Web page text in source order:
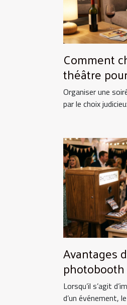
Comment
théâtre
Organiser une
par le choix
Avantages
illimitées
Lorsqu’il s’agit
d’un événement,